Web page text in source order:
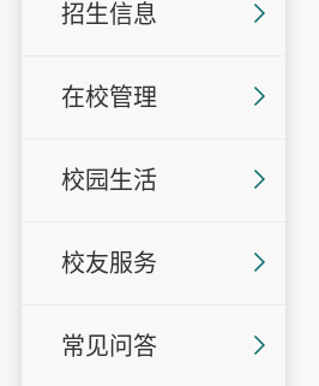
招生信息
在校管理
校园生活
校友服务
常见问答